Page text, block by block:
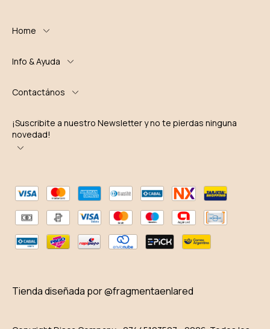
Home
Info & Ayuda
Contactános
¡Suscribite a nuestro Newsletter y no te pierdas ninguna
novedad!
Tienda diseñada por @fragmentaenlared